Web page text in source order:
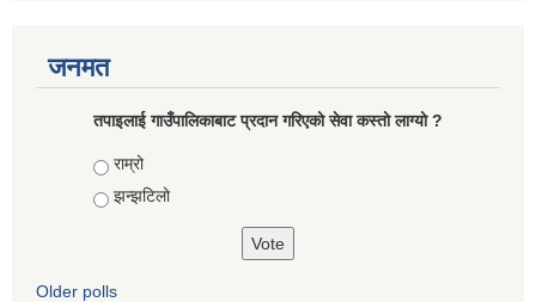
जनमत
तपाइलाई गाउँपालिकाबाट प्रदान गरिएको सेवा कस्तो लाग्यो ?
Choices
राम्रो
झन्झटिलो
Older polls